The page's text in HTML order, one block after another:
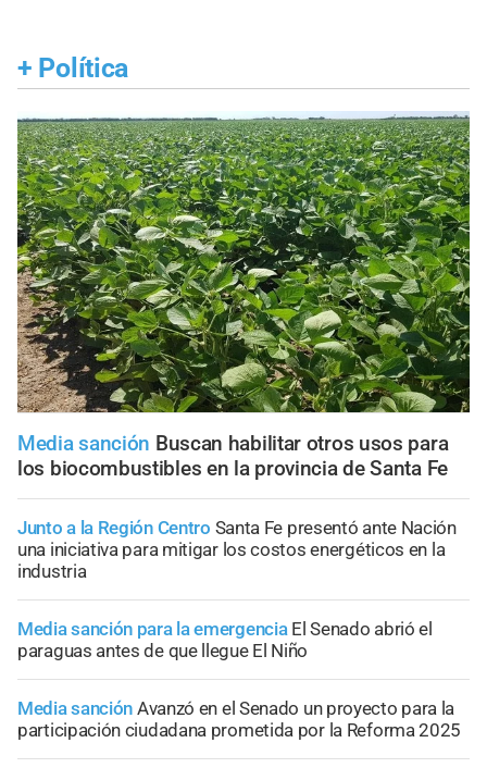
+ Política
Media sanción Buscan habilitar otros usos para
los biocombustibles en la provincia de Santa Fe
Junto a la Región Centro Santa Fe presentó ante Nación
una iniciativa para mitigar los costos energéticos en la
industria
Media sanción para la emergencia El Senado abrió el
paraguas antes de que llegue El Niño
Media sanción Avanzó en el Senado un proyecto para la
participación ciudadana prometida por la Reforma 2025